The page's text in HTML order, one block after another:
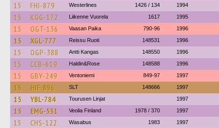
15 FHI-879 Westerlines 1426 / 134 1994
15 KGG-172 Liikenne Vuorela 1617 1995
15 OGT-136 Vaasan Paika 790-96 1996
15 XGL-777 Reissu Ruoti 148531 1996
15 OGP-388 Antti Kangas 148550 1996
15 CCB-619 Haldin&Rose 148588 1996
15 GBY-249 Ventoniemi 849-97 1997
15 HIF-896 SLT 148666 1997
15 YBL-784 Tourusen Linjat 1997
15 EMG-531 Veolia Finland 1978 / 370 1997
15 CHS-122 Wasabus 1983 1997